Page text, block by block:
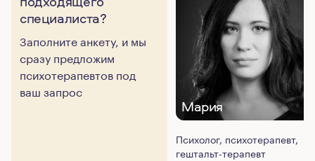
специалиста?
Заполните анкету, и мы
сразу предложим
психотерапевтов под
ваш запрос
Мария
Психолог, психотерапевт,
гештальт-терапевт